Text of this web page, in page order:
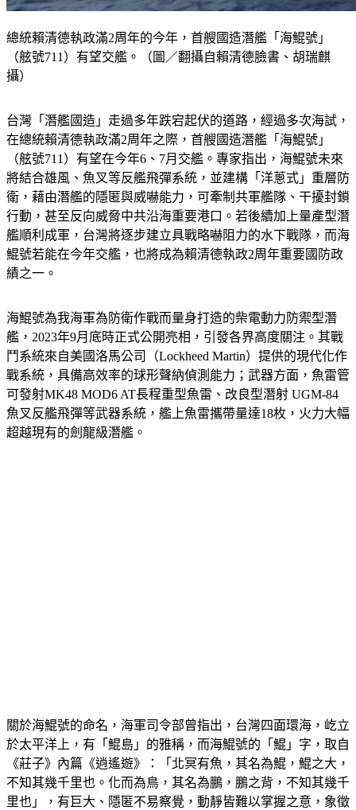
總統賴清德執政滿2周年的今年，首艘國造潛艦「海鯤號」
（舷號711）有望交艦。（圖／翻攝自賴清德臉書、胡瑞麒
攝）
台灣「潛艦國造」走過多年跌宕起伏的道路，經過多次海試，
在總統賴清德執政滿2周年之際，首艘國造潛艦「海鯤號」
（舷號711）有望在今年6、7月交艦。專家指出，海鯤號未來
將結合雄風、魚叉等反艦飛彈系統，並建構「洋蔥式」重層防
衛，藉由潛艦的隱匿與威嚇能力，可牽制共軍艦隊、干擾封鎖
行動，甚至反向威脅中共沿海重要港口。若後續加上量產型潛
艦順利成軍，台灣將逐步建立具戰略嚇阻力的水下戰隊，而海
鯤號若能在今年交艦，也將成為賴清德執政2周年重要國防政
績之一。
海鯤號為我海軍為防衛作戰而量身打造的柴電動力防禦型潛
艦，2023年9月底時正式公開亮相，引發各界高度關注。其戰
鬥系統來自美國洛馬公司（Lockheed Martin）提供的現代化作
戰系統，具備高效率的球形聲納偵測能力；武器方面，魚雷管
可發射MK48 MOD6 AT長程重型魚雷、改良型潛射 UGM-84
魚叉反艦飛彈等武器系統，艦上魚雷攜帶量達18枚，火力大幅
超越現有的劍龍級潛艦。
關於海鯤號的命名，海軍司令部曾指出，台灣四面環海，屹立
於太平洋上，有「鯤島」的雅稱，而海鯤號的「鯤」字，取自
《莊子》內篇《逍遙遊》：「北冥有魚，其名為鯤，鯤之大，
不知其幾千里也。化而為鳥，其名為鵬，鵬之背，不知其幾千
里也」，有巨大、隱匿不易察覺，動靜皆難以掌握之意，象徵